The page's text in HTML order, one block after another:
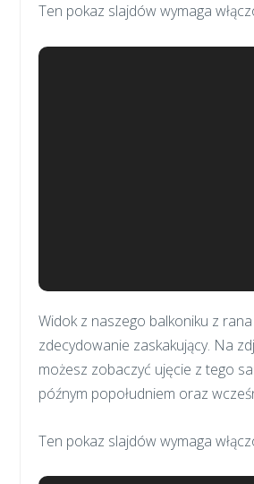
Ten pokaz slajdów wymaga
Widok z naszego balkoniku z rana
zdecydowanie zaskakujący. Na
możesz zobaczyć ujęcie z tego
późnym popołudniem oraz
Ten pokaz slajdów wymaga